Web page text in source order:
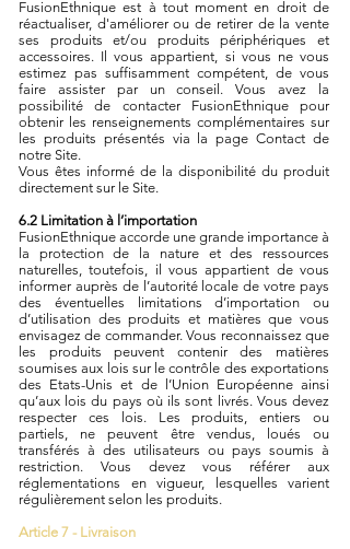
FusionEthnique est à tout moment en droit de
réactualiser, d'améliorer ou de retirer de la vente
ses produits et/ou produits périphériques et
accessoires. Il vous appartient, si vous ne vous
estimez pas suffisamment compétent, de vous
faire assister par un conseil. Vous avez la
possibilité de contacter FusionEthnique pour
obtenir les renseignements complémentaires sur
les produits présentés via la page Contact de
notre Site.
Vous êtes informé de la disponibilité du produit
directement sur le Site.
6.2 Limitation à l’importation
FusionEthnique accorde une grande importance à
la protection de la nature et des ressources
naturelles, toutefois, il vous appartient de vous
informer auprès de l’autorité locale de votre pays
des éventuelles limitations d’importation ou
d’utilisation des produits et matières que vous
envisagez de commander. Vous reconnaissez que
les produits peuvent contenir des matières
soumises aux lois sur le contrôle des exportations
des Etats-Unis et de l’Union Européenne ainsi
qu’aux lois du pays où ils sont livrés. Vous devez
respecter ces lois. Les produits, entiers ou
partiels, ne peuvent être vendus, loués ou
transférés à des utilisateurs ou pays soumis à
restriction. Vous devez vous référer aux
réglementations en vigueur, lesquelles varient
régulièrement selon les produits.
Article 7 - Livraison